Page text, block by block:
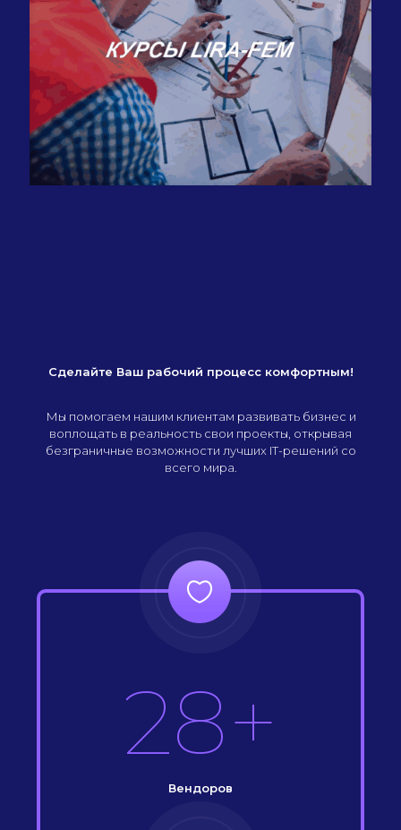
Сделайте Ваш рабочий процесс комфортным!
Мы помогаем нашим клиентам развивать бизнес и
воплощать в реальность свои проекты, открывая
безграничные возможности лучших IT-решений со
всего мира.
28+
Вендоров